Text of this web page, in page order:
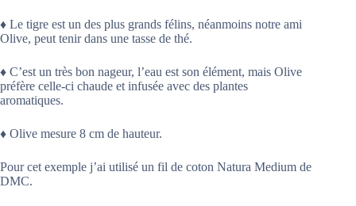
♦ Le tigre est un des plus grands félins, néanmoins notre ami
Olive, peut tenir dans une tasse de thé.
♦ C’est un très bon nageur, l’eau est son élément, mais Olive
préfère celle-ci chaude et infusée avec des plantes
aromatiques.
♦ Olive mesure 8 cm de hauteur.
Pour cet exemple j’ai utilisé un fil de coton Natura Medium de
DMC.